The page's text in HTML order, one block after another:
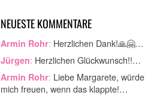
NEUESTE KOMMENTARE
Armin Rohr: Herzlichen Dank!🙏🤗…
Jürgen: Herzlichen Glückwunsch!!…
Armin Rohr: Liebe Margarete, würde
mich freuen, wenn das klappte!…